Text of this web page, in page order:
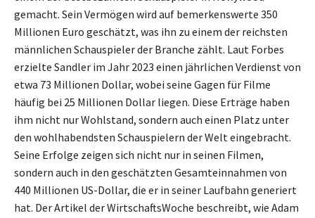
gemacht. Sein Vermögen wird auf bemerkenswerte 350
Millionen Euro geschätzt, was ihn zu einem der reichsten
männlichen Schauspieler der Branche zählt. Laut Forbes
erzielte Sandler im Jahr 2023 einen jährlichen Verdienst von
etwa 73 Millionen Dollar, wobei seine Gagen für Filme
häufig bei 25 Millionen Dollar liegen. Diese Erträge haben
ihm nicht nur Wohlstand, sondern auch einen Platz unter
den wohlhabendsten Schauspielern der Welt eingebracht.
Seine Erfolge zeigen sich nicht nur in seinen Filmen,
sondern auch in den geschätzten Gesamteinnahmen von
440 Millionen US-Dollar, die er in seiner Laufbahn generiert
hat. Der Artikel der WirtschaftsWoche beschreibt, wie Adam